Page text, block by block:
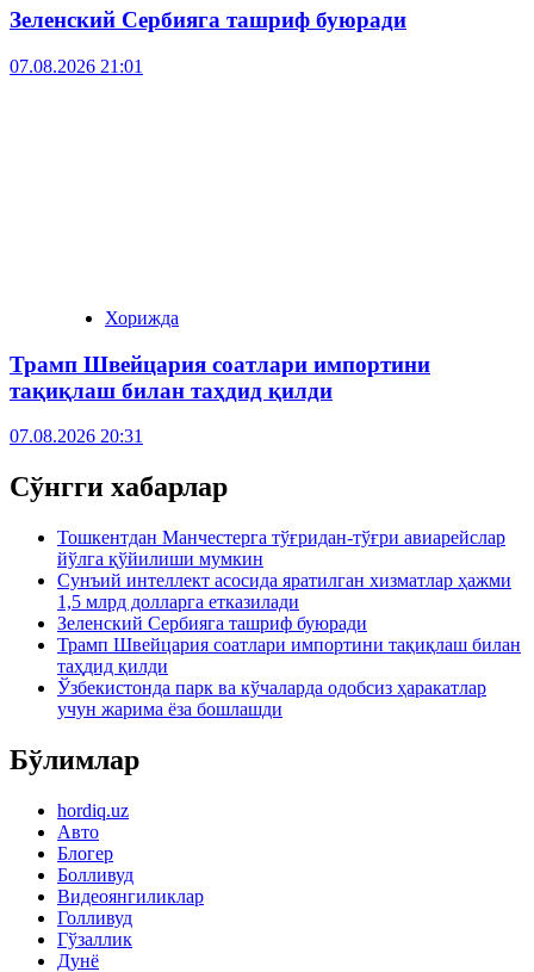
Зеленский Сербияга ташриф буюради
07.08.2026 21:01
Хорижда
Трамп Швейцария соатлари импортини
тақиқлаш билан таҳдид қилди
07.08.2026 20:31
Сўнгги хабарлар
Тошкентдан Манчестерга тўғридан-тўғри авиарейслар
йўлга қўйилиши мумкин
Сунъий интеллект асосида яратилган хизматлар ҳажми
1,5 млрд долларга етказилади
Зеленский Сербияга ташриф буюради
Трамп Швейцария соатлари импортини тақиқлаш билан
таҳдид қилди
Ўзбекистонда парк ва кўчаларда одобсиз ҳаракатлар
учун жарима ёза бошлашди
Бўлимлар
hordiq.uz
Авто
Блогер
Болливуд
Видеоянгиликлар
Голливуд
Гўзаллик
Дунё